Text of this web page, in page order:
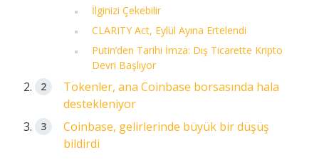
İlginizi Çekebilir
CLARITY Act, Eylül Ayına Ertelendi
Putin’den Tarihi İmza: Dış Ticarette Kripto
Devri Başlıyor
Tokenler, ana Coinbase borsasında hala
destekleniyor
Coinbase, gelirlerinde büyük bir düşüş
bildirdi